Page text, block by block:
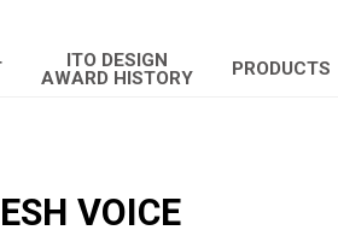
ITO DESIGN
AWARD HISTORY
PRODUCTS
VOICE